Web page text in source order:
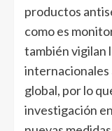
productos
como es
también vigilan
internacionales
global, por lo
investigación